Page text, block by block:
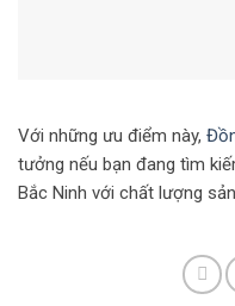
Với những ưu điểm này,
tưởng nếu bạn đang tìm
Bắc Ninh với chất lượng